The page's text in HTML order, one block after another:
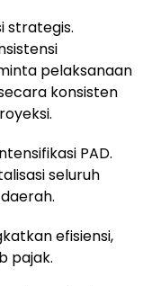
strategis.
pelaksanaan
konsisten
PAD.
seluruh
efisiensi,
pajak.